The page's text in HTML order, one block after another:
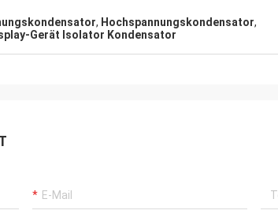
, Hochspannungskondensator,
Gerät Isolator Kondensator